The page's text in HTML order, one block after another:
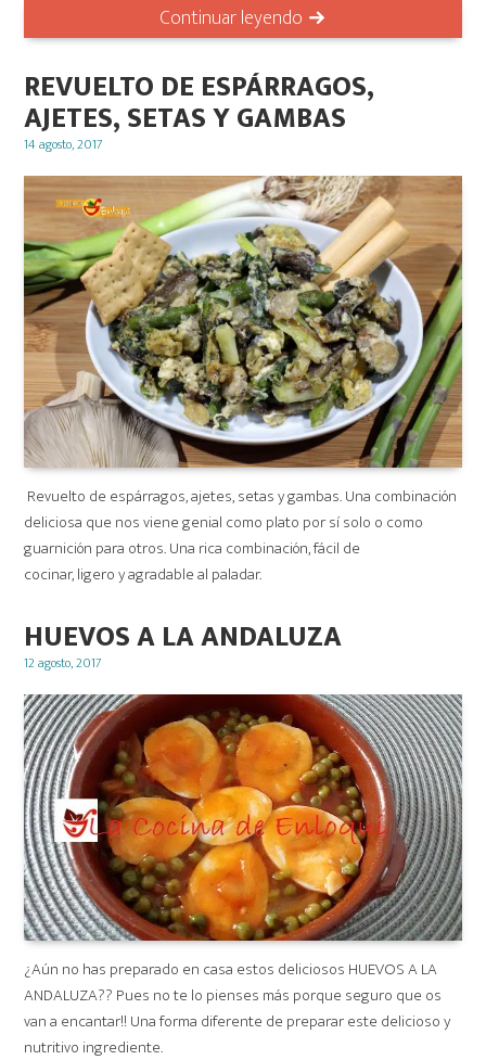
Continuar leyendo
REVUELTO DE ESPÁRRAGOS,
AJETES, SETAS Y GAMBAS
Posted
14 agosto, 2017
Revuelto de espárragos, ajetes, setas y gambas. Una combinación
deliciosa que nos viene genial como plato por sí solo o como
guarnición para otros. Una rica combinación, fácil de
cocinar, ligero y agradable al paladar.
HUEVOS A LA ANDALUZA
Posted
12 agosto, 2017
¿Aún no has preparado en casa estos deliciosos HUEVOS A LA
ANDALUZA?? Pues no te lo pienses más porque seguro que os
van a encantar!! Una forma diferente de preparar este delicioso y
nutritivo ingrediente.